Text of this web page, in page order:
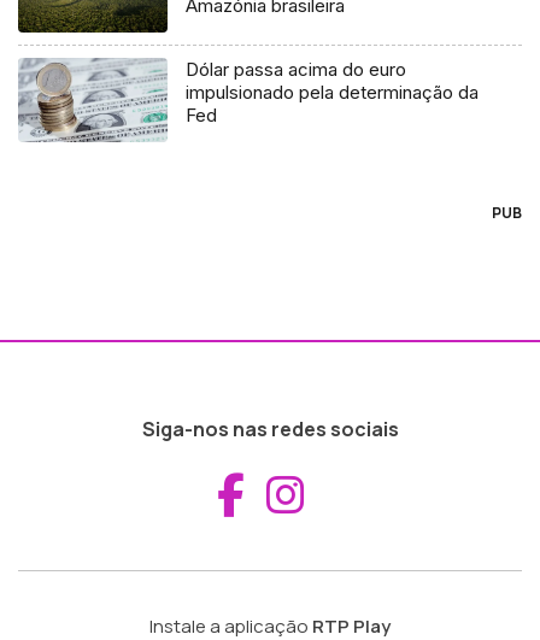
Amazónia brasileira
Dólar passa acima do euro
impulsionado pela determinação da
Fed
PUB
Siga-nos nas redes sociais
Aceder ao
Instale a aplicação RTP Play